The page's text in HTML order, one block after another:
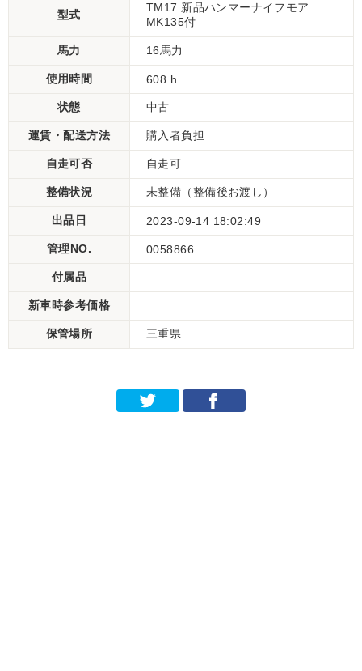
型式
TM17 新品ハンマーナイフモア
MK135付
馬力 16馬力
使用時間 608 h
状態 中古
運賃・配送方法 購入者負担
自走可否 自走可
整備状況 未整備（整備後お渡し）
出品日 2023-09-14 18:02:49
管理NO. 0058866
付属品
新車時参考価格
保管場所 三重県